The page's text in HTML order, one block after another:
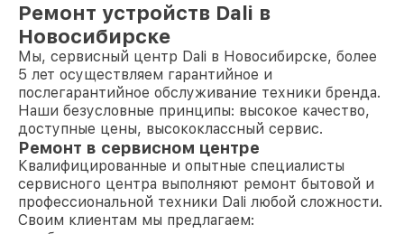
Ремонт устройств Dali в
Новосибирске
Мы, сервисный центр Dali в Новосибирске, более
5 лет осуществляем гарантийное и
послегарантийное обслуживание техники бренда.
Наши безусловные принципы: высокое качество,
доступные цены, высококлассный сервис.
Ремонт в сервисном центре
Квалифицированные и опытные специалисты
сервисного центра выполняют ремонт бытовой и
профессиональной техники Dali любой сложности.
Своим клиентам мы предлагаем: